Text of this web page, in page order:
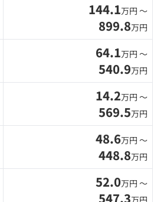
144.1万円 〜
899.8万円
64.1万円 〜
540.9万円
14.2万円 〜
569.5万円
48.6万円 〜
448.8万円
52.0万円 〜
547.3万円